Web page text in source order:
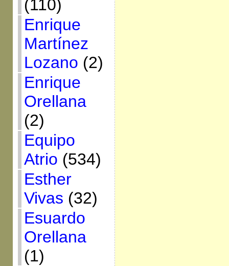
(110)
Enrique
Martínez
Lozano (2)
Enrique
Orellana
(2)
Equipo
Atrio (534)
Esther
Vivas (32)
Esuardo
Orellana
(1)